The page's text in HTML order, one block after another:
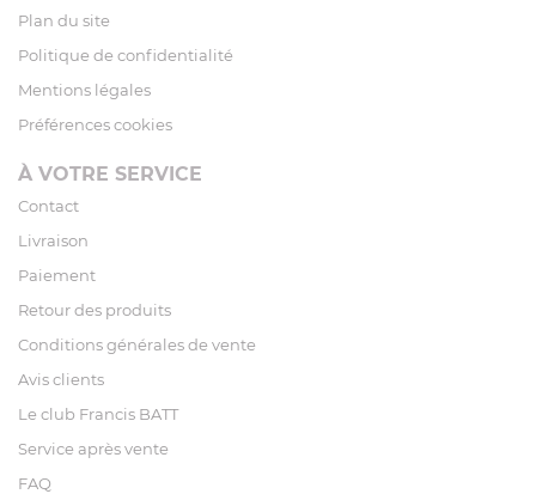
Plan du site
Politique de confidentialité
Mentions légales
Préférences cookies
À VOTRE SERVICE
Contact
Livraison
Paiement
Retour des produits
Conditions générales de vente
Avis clients
Le club Francis BATT
Service après vente
FAQ